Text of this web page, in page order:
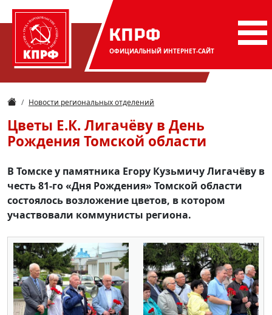
КПРФ
ОФИЦИАЛЬНЫЙ ИНТЕРНЕТ-САЙТ
Новости региональных отделений
Цветы Е.К. Лигачёву в День
Рождения Томской области
В Томске у памятника Егору Кузьмичу Лигачёву в
честь 81-го «Дня Рождения» Томской области
состоялось возложение цветов, в котором
участвовали коммунисты региона.